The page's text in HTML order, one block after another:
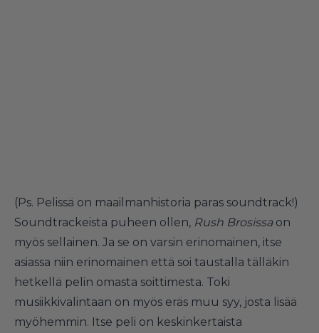
(Ps. Pelissä on maailmanhistoria paras soundtrack!)
Soundtrackeista puheen ollen, Rush Brosissaon
myös sellainen. Ja se on varsin erinomainen, itse
asiassa niin erinomainen että soi taustalla tälläkin
hetkellä pelin omasta soittimesta. Toki
musiikkivalintaan on myös eräs muu syy, josta lisää
myöhemmin. Itse peli on keskinkertaista